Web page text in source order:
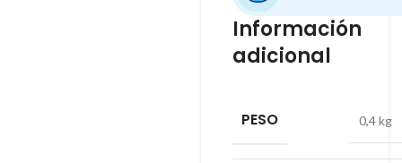
Información
adicional
PESO 0,4 kg